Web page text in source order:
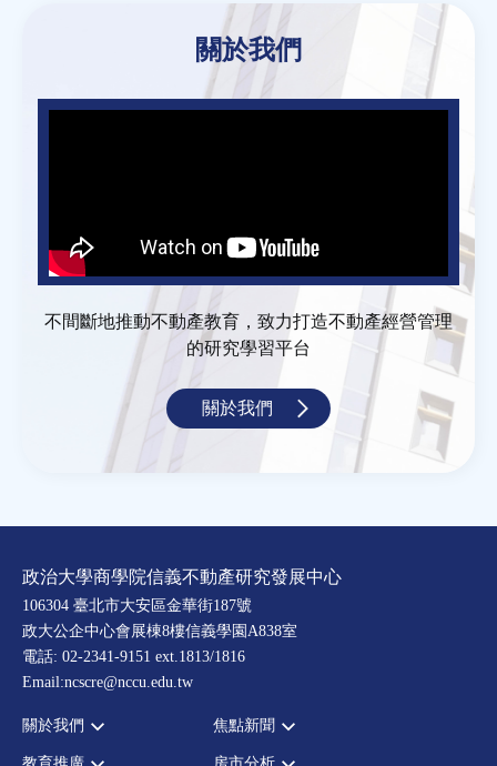
關於我們
不間斷地推動不動產教育，致力打造不動產經營管理
的研究學習平台
關於我們
政治大學商學院信義不動產研究發展中心
106304 臺北市大安區金華街187號
政大公企中心會展棟8樓信義學園A838室
電話: 02-2341-9151 ext.1813/1816
Email:ncscre@nccu.edu.tw
關於我們 焦點新聞